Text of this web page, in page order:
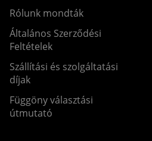
Rólunk mondták
Általános Szerződési
Feltételek
Szállítási és szolgáltatási
díjak
Függöny választási
útmutató